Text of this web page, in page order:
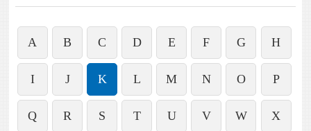
A B C D E F G H
I J K L M N O P
Q R S T U V W X